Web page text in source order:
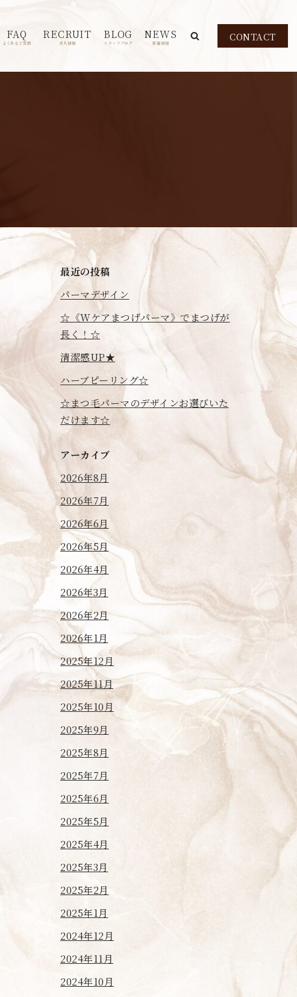
FAQ
よくあるご質問
RECRUIT
求人情報
BLOG
スタッフブログ
NEWS
新着情報
CONTACT
最近の投稿
パーマデザイン
☆《Wケアまつげパーマ》でまつげが
長く！☆
清潔感UP★
ハーブピーリング☆
☆まつ毛パーマのデザインお選びいた
だけます☆
アーカイブ
2026年8月
2026年7月
2026年6月
2026年5月
2026年4月
2026年3月
2026年2月
2026年1月
2025年12月
2025年11月
2025年10月
2025年9月
2025年8月
2025年7月
2025年6月
2025年5月
2025年4月
2025年3月
2025年2月
2025年1月
2024年12月
2024年11月
2024年10月